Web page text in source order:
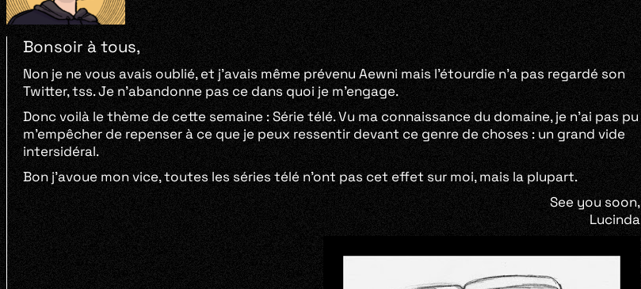
Bonsoir à tous,
Non je ne vous avais oublié, et j’avais même prévenu Aewni mais l’étourdie n’a pas regardé son
Twitter, tss. Je n’abandonne pas ce dans quoi je m’engage.
Donc voilà le thème de cette semaine : Série télé. Vu ma connaissance du domaine, je n’ai pas pu
m’empêcher de repenser à ce que je peux ressentir devant ce genre de choses : un grand vide
intersidéral.
Bon j’avoue mon vice, toutes les séries télé n’ont pas cet effet sur moi, mais la plupart.
See you soon,
Lucinda